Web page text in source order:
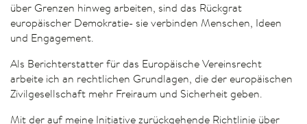
über Grenzen hinweg arbeiten, sind das Rückgrat
europäischer Demokratie- sie verbinden Menschen, Ideen
und Engagement.
Als Berichterstatter für das Europäische Vereinsrecht
arbeite ich an rechtlichen Grundlagen, die der europäischen
Zivilgesellschaft mehr Freiraum und Sicherheit geben.
Mit der auf meine Initiative zurückgehende Richtlinie über